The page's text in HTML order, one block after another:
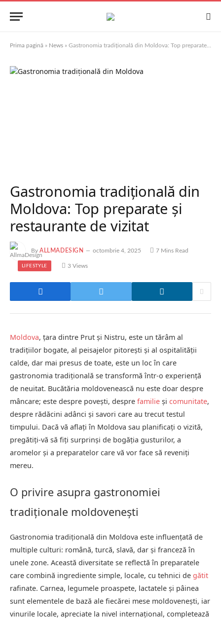
Prima pagină » News » Gastronomia tradițională din Moldova: Top preparate și restaurante de vizitat
Gastronomia tradițională din
Moldova: Top preparate și
restaurante de vizitat
By ALLMADESIGN octombrie 4, 2025 7 Mins Read
LIFESTYLE 3 Views
Moldova, țara dintre Prut și Nistru, este un tărâm al
tradițiilor bogate, al peisajelor pitorești și al ospitalității
calde, dar mai presus de toate, este un loc în care
gastronomia tradițională se transformă într-o experiență
de neuitat. Bucătăria moldovenească nu este doar despre
mâncare; este despre povești, despre familie și comunitate,
despre rădăcini adânci și savori care au trecut testul
timpului. Dacă vă aflați în Moldova sau planificați o vizită,
pregătiți-vă să fiți surprinși de bogăția gusturilor, a
aromelor și a preparatelor care vă vor face să reveniți
mereu.
O privire asupra gastronomiei
tradiționale moldovenești
Gastronomia tradițională din Moldova este influențată de
multiple culturi: română, turcă, slavă, dar și franceză în
unele zone. Această diversitate se reflectă în preparatele
care combină ingrediente simple, locale, cu tehnici de gătit
rafinate. Carnea, legumele proaspete, lactatele și pâinea
sunt elementele de bază ale fiecărei mese moldovenești, iar
vinurile locale, apreciate la nivel internațional, completează